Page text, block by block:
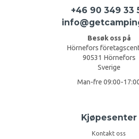
+46 90 349 33
Besøk oss på
Hörnefors
90531 Hörnefors
Sverige
Man-fre 09:00-
Kjøpesenter
Kontakt oss